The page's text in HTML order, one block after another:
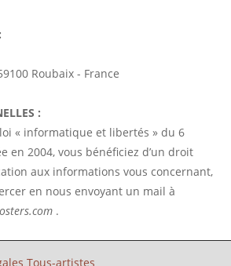
Roubaix - France
:
« informatique et libertés » du 6
en 2004, vous bénéficiez d’un droit
aux informations vous concernant,
en nous envoyant un mail à
.
Tous-artistes